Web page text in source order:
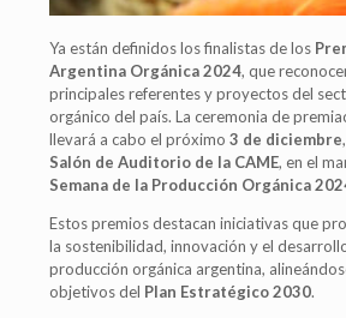
Ya están definidos los finalistas de los
Argentina Orgánica 2024, que
principales referentes y proyectos del
orgánico del país. La ceremonia de
llevará a cabo el próximo 3 de diciembre
Salón de Auditorio de la CAME, en el
Semana de la Producción Orgánica
Estos premios destacan iniciativas que
la sostenibilidad, innovación y el
producción orgánica argentina,
objetivos del Plan Estratégico 2030.